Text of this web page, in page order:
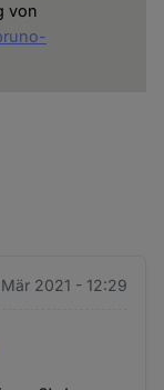
von
2021 - 12:29